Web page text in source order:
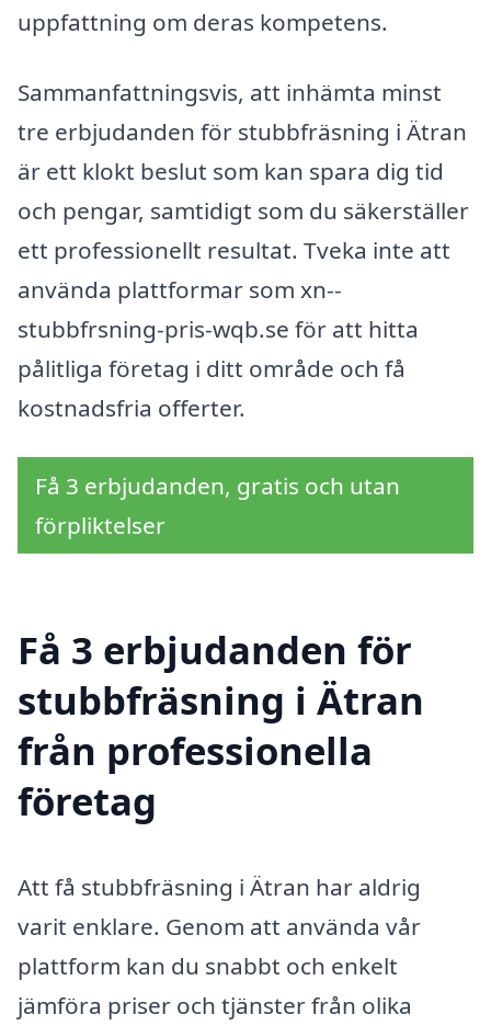
uppfattning om deras kompetens.
Sammanfattningsvis, att inhämta minst
tre erbjudanden för stubbfräsning i Ätran
är ett klokt beslut som kan spara dig tid
och pengar, samtidigt som du säkerställer
ett professionellt resultat. Tveka inte att
använda plattformar som xn--
stubbfrsning-pris-wqb.se för att hitta
pålitliga företag i ditt område och få
kostnadsfria offerter.
Få 3 erbjudanden, gratis och utan
förpliktelser
Få 3 erbjudanden för
stubbfräsning i Ätran
från professionella
företag
Att få stubbfräsning i Ätran har aldrig
varit enklare. Genom att använda vår
plattform kan du snabbt och enkelt
jämföra priser och tjänster från olika